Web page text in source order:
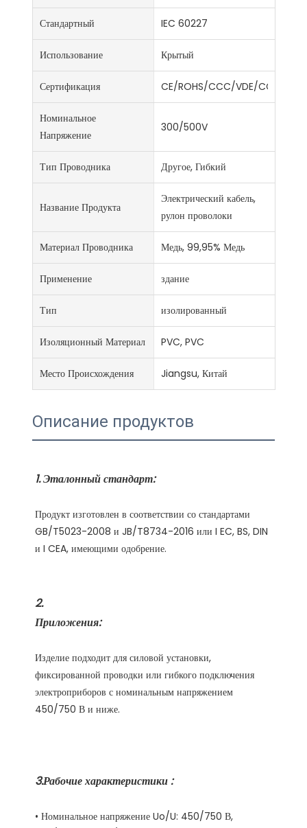
Стандартный IEC 60227
Использование Крытый
Сертификация CE/ROHS/CCC/VDE/CCC/
Номинальное
Напряжение
300/500V
Тип Проводника Другое, Гибкий
Название Продукта
Электрический кабель,
рулон проволоки
Материал Проводника Медь, 99,95% Медь
Применение здание
Тип изолированный
Изоляционный Материал PVC, PVC
Место Происхождения Jiangsu, Китай
Описание продуктов
1. Эталонный стандарт:
Продукт изготовлен в соответствии со стандартами
GB/T5023-2008 и JB/T8734-2016 или I EC, BS, DIN
2.
Приложения:
Изделие подходит для силовой установки,
фиксированной проводки или гибкого подключения
электроприборов с номинальным напряжением
3.Рабочие характеристики :
• Номинальное напряжение Uo/U: 450/750 В,